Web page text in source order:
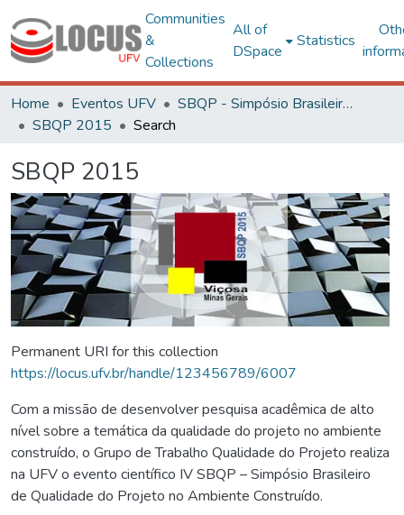
Communities
&
Collections
All of
DSpace
Statistics
Home Eventos UFV
SBQP - Simpósio Brasileiro de Qualidade do Projeto no Ambiente Construído
SBQP 2015
Search
SBQP 2015
Permanent URI for this collection
https://locus.ufv.br/handle/123456789/6007
Com a missão de desenvolver pesquisa acadêmica de alto
nível sobre a temática da qualidade do projeto no ambiente
construído, o Grupo de Trabalho Qualidade do Projeto realiza
na UFV o evento científico IV SBQP – Simpósio Brasileiro
de Qualidade do Projeto no Ambiente Construído.